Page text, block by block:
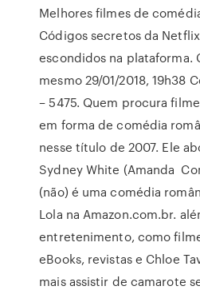
Melhores filmes de
Códigos secretos da
escondidos na plataforma.
mesmo 29/01/2018, 19h38
– 5475. Quem procura
em forma de comédia
nesse título de 2007. Ele
Sydney White (Amanda
(não) é uma comédia
Lola na Amazon.com.br.
entretenimento, como
eBooks, revistas e Chloe
mais assistir de camarote